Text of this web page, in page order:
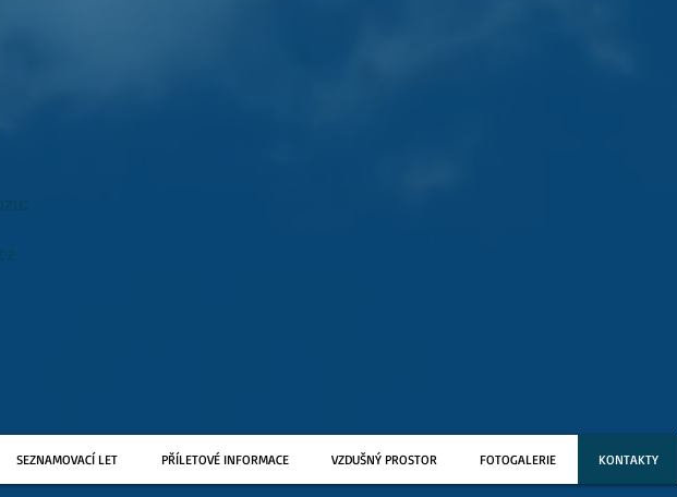
SEZNAMOVACÍ LET PŘÍLETOVÉ INFORMACE VZDUŠNÝ PROSTOR FOTOGALERIE KONTAKTY